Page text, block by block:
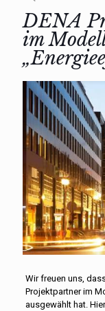
DENA
im
Wir freuen uns,
Projektpartner im
ausgewählt hat.